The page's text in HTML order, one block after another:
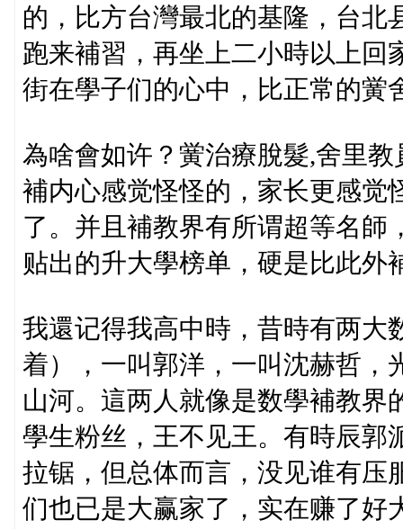
的，比方台灣最北的基隆，台北
跑来補習，再坐上二小時以上回
街在學子们的心中，比正常的黉
為啥會如许？黉治療脫髮,舍里
補内心感觉怪怪的，家长更感觉
了。并且補教界有所谓超等名師
贴出的升大學榜单，硬是比此外
我還记得我高中時，昔時有两大
着），一叫郭洋，一叫沈赫哲，
山河。這两人就像是数學補教界
學生粉丝，王不见王。有時辰郭
拉锯，但总体而言，没见谁有压
们也已是大赢家了，实在赚了好